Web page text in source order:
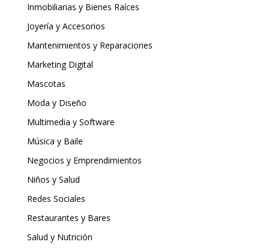
Inmobiliarias y Bienes Raíces
Joyería y Accesorios
Mantenimientos y Reparaciones
Marketing Digital
Mascotas
Moda y Diseño
Multimedia y Software
Música y Baile
Negocios y Emprendimientos
Niños y Salud
Redes Sociales
Restaurantes y Bares
Salud y Nutrición